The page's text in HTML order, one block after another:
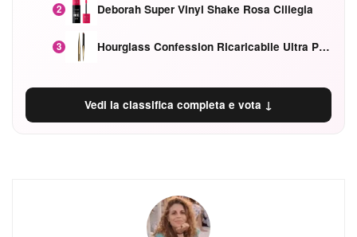
2 Deborah Super Vinyl Shake Rosa Ciliegia
3 Hourglass Confession Ricaricabile Ultra Preciso Ad Alta Intensità Secretly Classic Red
Vedi la classifica completa e vota ↓